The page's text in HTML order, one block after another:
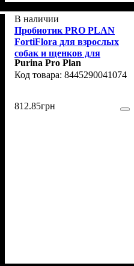
В наличии
Пробиотик PRO PLAN
FortiFlora для взрослых
собак и щенков для
поддержания нормальной
миклофлоры желудочно-
Purina Pro Plan
8445290041074
812.85грн